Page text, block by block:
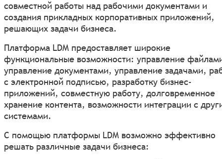
совместной работы над рабочими документами и
создания прикладных корпоративных приложений,
решающих задачи бизнеса.
Платформа LDM предоставляет широкие
функциональные возможности: управление
управление документами, управление задачами,
с электронной подписью, разработку бизнес-
приложений, совместную работу, долговременное
хранение контента, возможности интеграции с
системами.
С помощью платформы LDM возможно эффективно
решать различные задачи бизнеса: